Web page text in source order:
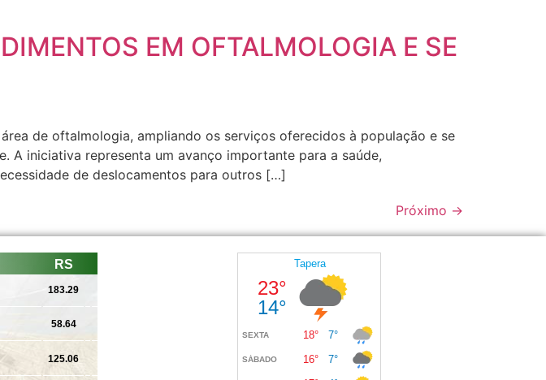
EM OFTALMOLOGIA E SE
de oftalmologia, ampliando os serviços oferecidos à população e se
A iniciativa representa um avanço importante para a saúde,
de deslocamentos para outros […]
Próximo →